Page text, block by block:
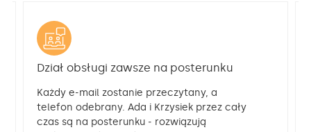
Dział obsługi zawsze na posterunku
Każdy e-mail zostanie przeczytany, a
telefon odebrany. Ada i Krzysiek przez cały
czas są na posterunku ‒ rozwiązują